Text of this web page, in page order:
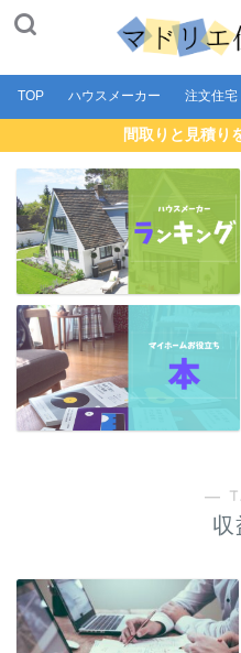
TOP ハウスメーカー 注文住宅
間取りと見積り
―
収